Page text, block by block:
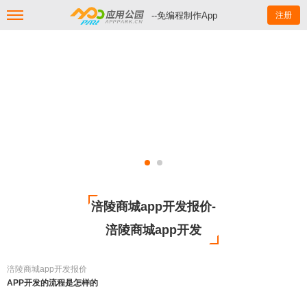
--免编程制作App 注册
涪陵商城app开发报价-
涪陵商城app开发
涪陵商城app开发报价
APP开发的流程是怎样的